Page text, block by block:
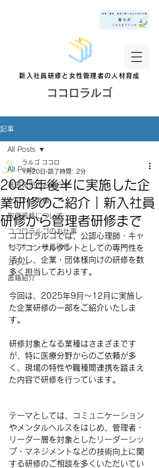
新入社員研修と女性管理者の人材育成
ココロラルゴ
記事
All Posts
著書発売のお知らせ
セミナー実績
取得資格について
ココロラルゴのお仕事
セミナー・社員研修
コラム
書籍紹介
All Posts
2025年後半に実施した企
業研修のご紹介｜新入社員
研修から管理者研修まで
ラルゴ ココロ
1月20日 読了時間: 2分
ココロラルゴでは、 公認心理師・キャ
リアコンサルタント としての専門性を
活かし、企業・団体様向けの研修を数
多く担当しております。
今回は、 2025年9月〜12月に実施し
た企業研修の一部をご紹介いたしま
す。
研修対象となる業種はさまざまです
が、 特に医療分野からのご依頼が多
く
、現場の特性や職種間連携を踏まえ
た内容で研修を行っています。
テーマとしては、
コミュニケーション
やメンタルヘルス をはじめ、管理者・
リーダー層を対象とした リーダーシッ
プ・マネジメントなどの技術向上 に関
する研修のご相談を多くいただいてい